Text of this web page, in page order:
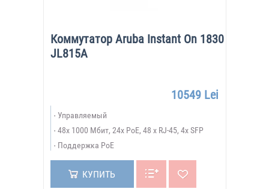
Коммутатор Aruba Instant On 1830
JL815A
10549 Lei
Управляемый
48х 1000 Мбит, 24x PoE, 48 x RJ-45, 4x SFP
Поддержка PoE
КУПИТЬ